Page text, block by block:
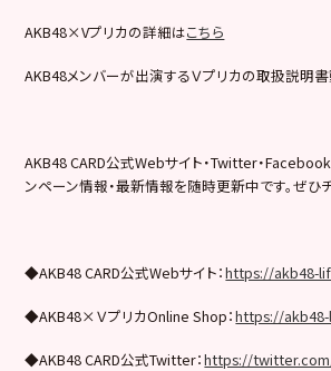
AKB48×Vプリカの詳細はこちら
AKB48メンバーが出演するＶプリカの取扱説明
AKB48 CARD公式Webサイト・Twitter・
ンペーン情報・最新情報を随時更新中です。ぜひチ
◆AKB48 CARD公式Webサイト：https://akb48-
◆AKB48×ＶプリカOnline Shop：https://
◆AKB48 CARD公式Twitter：https://twitter.com/